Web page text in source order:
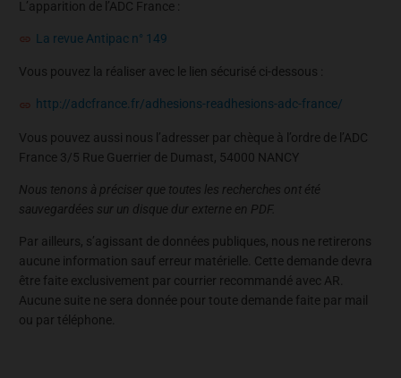
L’apparition de l’ADC France :
La revue Antipac n° 149
Vous pouvez la réaliser avec le lien sécurisé ci-dessous :
http://adcfrance.fr/adhesions-readhesions-adc-france/
Vous pouvez aussi nous l’adresser par chèque à l’ordre de l’ADC
France 3/5 Rue Guerrier de Dumast, 54000 NANCY
Nous tenons à préciser que toutes les recherches ont été
sauvegardées sur un disque dur externe en PDF.
Par ailleurs, s’agissant de données publiques, nous ne retirerons
aucune information sauf erreur matérielle. Cette demande devra
être faite exclusivement par courrier recommandé avec AR.
Aucune suite ne sera donnée pour toute demande faite par mail
ou par téléphone.